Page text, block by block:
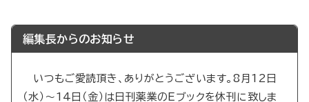
編集長からのお知らせ
いつもご愛読頂き、ありがとうございます。8月12日
（水）～14日（金）は日刊薬業のEブックを休刊に致しま